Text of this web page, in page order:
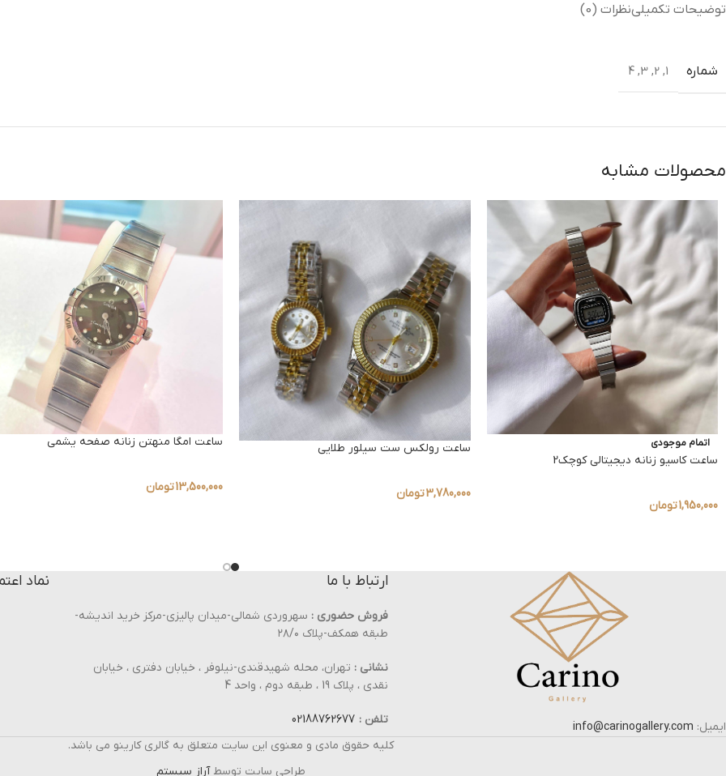
توضیحات تکمیلینظرات (0)
شماره 1
,
2
,
3
,
4
محصولات مشابه
اتمام موجودی
ساعت کاسیو زنانه دیجیتالی کوچک2
1,950,000تومان
ساعت رولکس ست سیلور طلایی
3,780,000تومان
ساعت امگا منهتن زنانه صفحه یشمی
13,500,000تومان
ایمیل: info@carinogallery.com
ارتباط با ما
فروش حضوری : سهروردی شمالی-میدان پالیزی-مرکز خرید اندیشه-
طبقه همکف-پلاک ۲۸/۰
نشانی : تهران، محله شهیدقندی-نیلوفر ، خیابان دفتری ، خیابان
نقدی ، پلاک 19 ، طبقه دوم ، واحد 4
تلفن : 02188762677
نماد
کلیه حقوق مادی و معنوی این سایت متعلق به گالری کارینو می باشد.
طراحی سایت توسطآراز سیستم